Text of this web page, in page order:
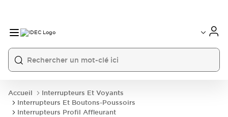
Accueil
Interrupteurs Et Voyants
Interrupteurs Et Boutons-Poussoirs
Interrupteurs Profil Affleurant